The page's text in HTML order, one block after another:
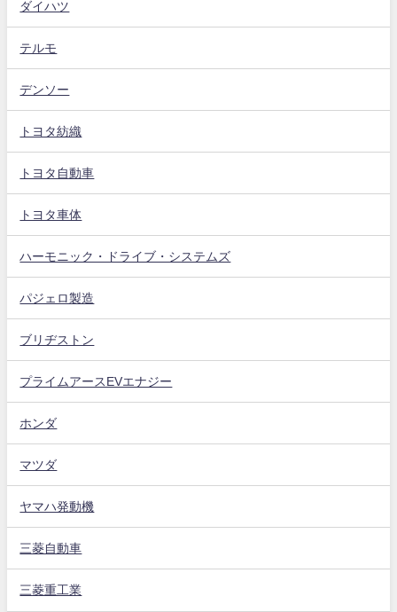
ダイハツ
テルモ
デンソー
トヨタ紡織
トヨタ自動車
トヨタ車体
ハーモニック・ドライブ・システムズ
パジェロ製造
ブリヂストン
プライムアースEVエナジー
ホンダ
マツダ
ヤマハ発動機
三菱自動車
三菱重工業